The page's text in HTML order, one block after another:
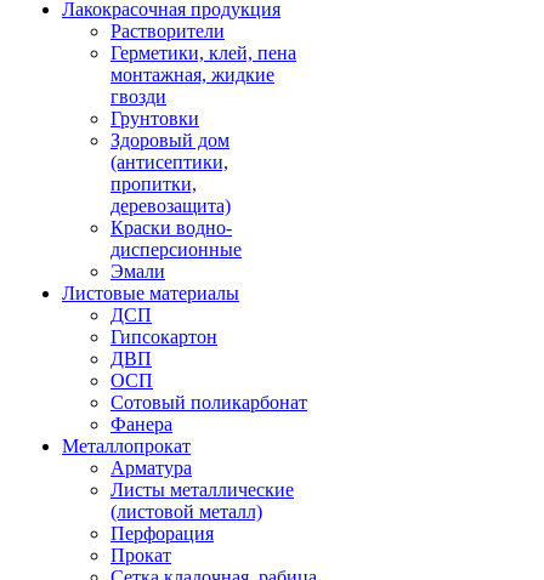
Лакокрасочная продукция
Растворители
Герметики, клей, пена
монтажная, жидкие
гвозди
Грунтовки
Здоровый дом
(антисептики,
пропитки,
деревозащита)
Краски водно-
дисперсионные
Эмали
Листовые материалы
ДСП
Гипсокартон
ДВП
ОСП
Сотовый поликарбонат
Фанера
Металлопрокат
Арматура
Листы металлические
(листовой металл)
Перфорация
Прокат